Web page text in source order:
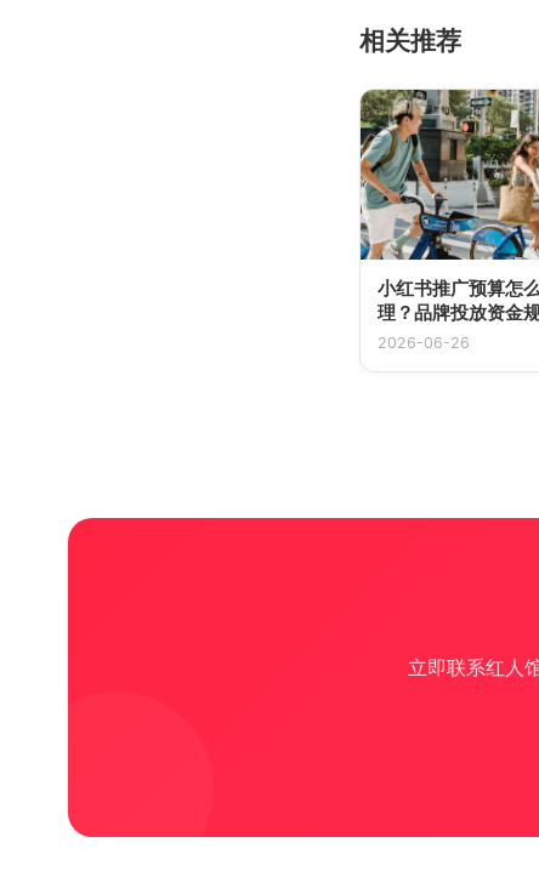
相关推荐
小红书推广预算怎
理？品牌投放资金
算
2026-06-26
立即联系红人